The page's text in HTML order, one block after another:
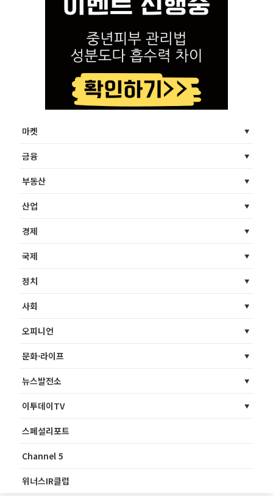
마켓
금융
부동산
산업
경제
국제
정치
사회
오피니언
문화·라이프
뉴스발전소
이투데이TV
스페셜리포트
Channel 5
위너스IR클럽